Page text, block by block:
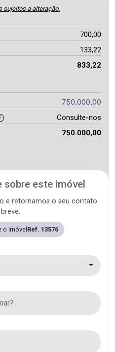
sujeitos a alteração.
700,00
133,22
833,22
750.000,00
Consulte-nos
750.000,00
sobre este imóvel
e retornamos o seu contato
o imóvelRef. 13576